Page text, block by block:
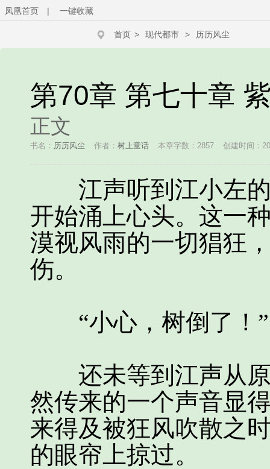
凤凰首页 | 一键收藏
首页 > 现代都市 > 历历风尘
第70章 第七十章
正文
书名： 历历风尘 作者： 树上童话 本章字数：2857 创建时间：
江声听到江小左的
开始涌上心头。这一
漠视风雨的一切猖狂
伤。
“小心，树倒了！”
还未等到江声从原
然传来的一个声音显
来得及被狂风吹散之
的眼帘上掠过。